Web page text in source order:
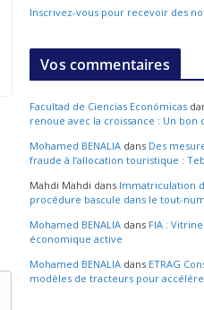
Inscrivez-vous pour recevoir des
Vos commentaires
Facultad de Ciencias Económicas
renoue avec la croissance : Un bon
Mohamed BENALIA dans Des
fraude à l’allocation touristique :
Mahdi Mahdi dans Immatriculation
procédure bascule dans le tout-
Mohamed BENALIA dans FIA :
économique active
Mohamed BENALIA dans ETRAG
modèles de tracteurs pour